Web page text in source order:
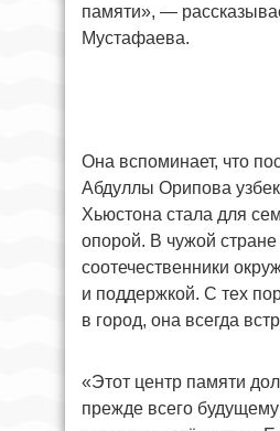
памяти», —
Мустафаева.
Она вспоминает, что
Абдуллы Орипова
Хьюстона стала для
опорой. В чужой стране
соотечественники
и поддержкой. С тех
в город, она всегда
«Этот центр памяти
прежде всего